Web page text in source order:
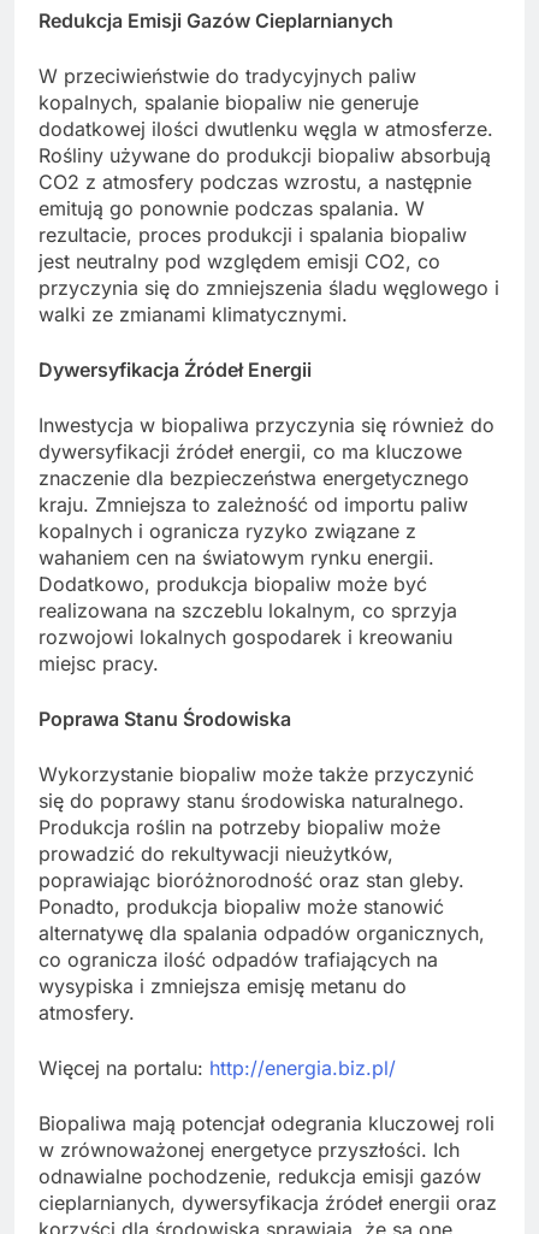
Redukcja Emisji Gazów Cieplarnianych
W przeciwieństwie do tradycyjnych paliw
kopalnych, spalanie biopaliw nie generuje
dodatkowej ilości dwutlenku węgla w atmosferze.
Rośliny używane do produkcji biopaliw absorbują
CO2 z atmosfery podczas wzrostu, a następnie
emitują go ponownie podczas spalania. W
rezultacie, proces produkcji i spalania biopaliw
jest neutralny pod względem emisji CO2, co
przyczynia się do zmniejszenia śladu węglowego i
walki ze zmianami klimatycznymi.
Dywersyfikacja Źródeł Energii
Inwestycja w biopaliwa przyczynia się również do
dywersyfikacji źródeł energii, co ma kluczowe
znaczenie dla bezpieczeństwa energetycznego
kraju. Zmniejsza to zależność od importu paliw
kopalnych i ogranicza ryzyko związane z
wahaniem cen na światowym rynku energii.
Dodatkowo, produkcja biopaliw może być
realizowana na szczeblu lokalnym, co sprzyja
rozwojowi lokalnych gospodarek i kreowaniu
miejsc pracy.
Poprawa Stanu Środowiska
Wykorzystanie biopaliw może także przyczynić
się do poprawy stanu środowiska naturalnego.
Produkcja roślin na potrzeby biopaliw może
prowadzić do rekultywacji nieużytków,
poprawiając bioróżnorodność oraz stan gleby.
Ponadto, produkcja biopaliw może stanowić
alternatywę dla spalania odpadów organicznych,
co ogranicza ilość odpadów trafiających na
wysypiska i zmniejsza emisję metanu do
atmosfery.
Więcej na portalu: http://energia.biz.pl/
Biopaliwa mają potencjał odegrania kluczowej roli
w zrównoważonej energetyce przyszłości. Ich
odnawialne pochodzenie, redukcja emisji gazów
cieplarnianych, dywersyfikacja źródeł energii oraz